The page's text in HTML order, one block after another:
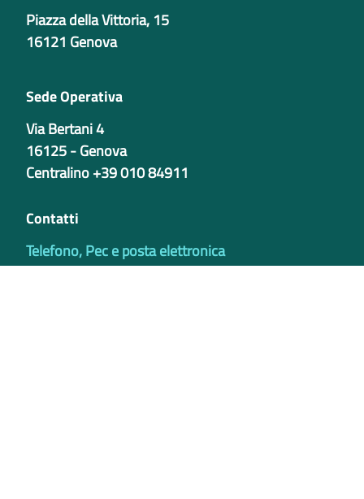
Piazza della Vittoria, 15
16121 Genova
Sede Operativa
Via Bertani 4
16125 - Genova
Centralino +39 010 84911
Contatti
Telefono, Pec e posta elettronica